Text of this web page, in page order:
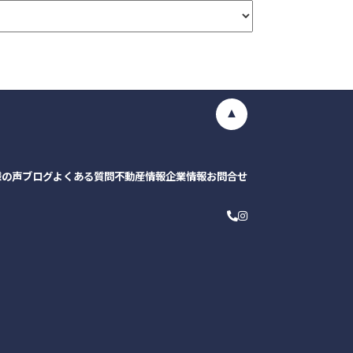
声ブログよくある質問不動産情報企業情報お問合せ